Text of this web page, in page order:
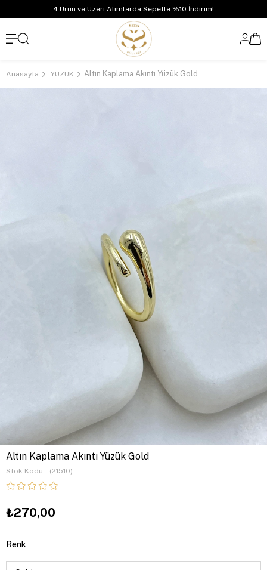
4 Ürün ve Üzeri Alımlarda Sepette %10 İndirim!
Anasayfa YÜZÜK Altın Kaplama Akıntı Yüzük Gold
Altın Kaplama Akıntı Yüzük Gold
Stok Kodu (21510)
₺270,00
Renk